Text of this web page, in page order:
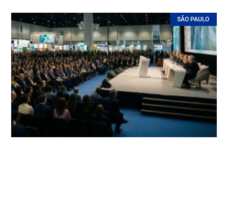
SÃO PAULO